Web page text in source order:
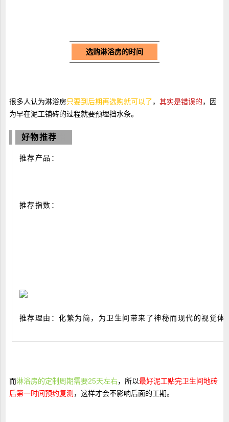
选购淋浴房的时间
很多人认为淋浴房只要到后期再选购就可以了， 其实是错误的，因
为早在泥工铺砖的过程就要预埋挡水条。
好物推荐
推荐产品：
推荐指数：
推荐理由：化繁为简，为卫生间带来了神秘而现代的视觉
而淋浴房的定制周期需要25天左右，所以最好泥工贴完卫生间地砖
后第一时间预约复测 ，这样才会不影响后面的工期。